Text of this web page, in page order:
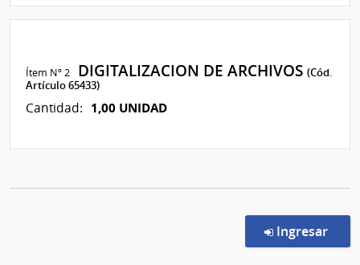
Ítem Nº 2 DIGITALIZACION DE ARCHIVOS(Cód.
Artículo 65433)
Cantidad: 1,00 UNIDAD
Ingresar